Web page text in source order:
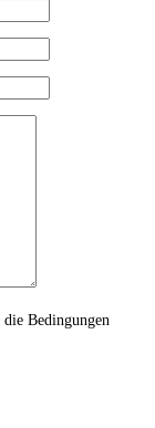
Bedingungen